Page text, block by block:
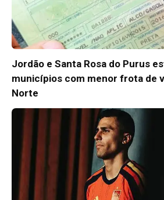
Jordão e Santa Rosa do Purus
municípios com menor frota de
Norte